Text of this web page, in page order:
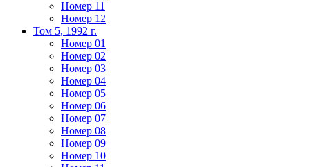
Номер 11
Номер 12
Том 5, 1992 г.
Номер 01
Номер 02
Номер 03
Номер 04
Номер 05
Номер 06
Номер 07
Номер 08
Номер 09
Номер 10